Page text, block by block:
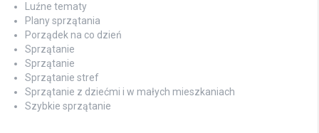
Luźne tematy
Plany sprzątania
Porządek na co dzień
Sprzątanie
Sprzątanie
Sprzątanie stref
Sprzątanie z dziećmi i w małych mieszkaniach
Szybkie sprzątanie